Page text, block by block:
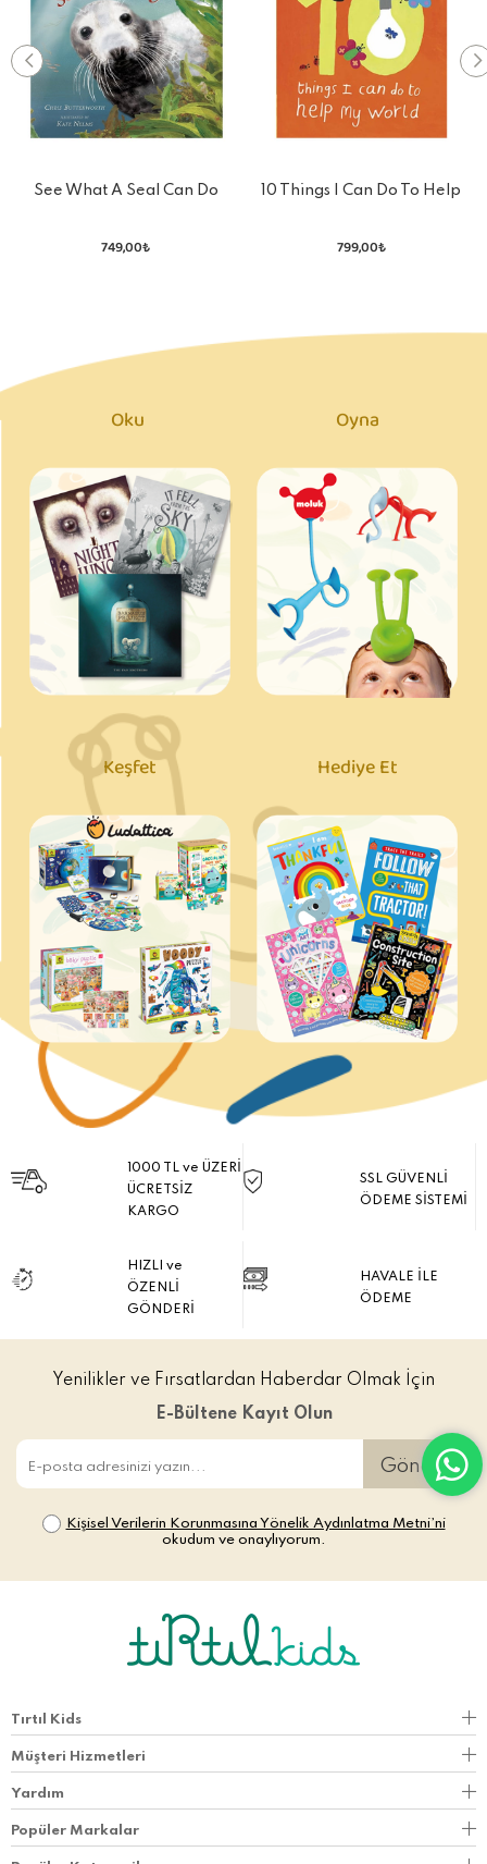
See What A Seal Can Do
749,00₺
10 Things I Can Do To Help
799,00₺
Oku Oyna
Keşfet Hediye Et
1000 TL ve ÜZERİ
ÜCRETSİZ
KARGO
SSL GÜVENLİ
ÖDEME SİSTEMİ
HIZLI ve
ÖZENLİ
GÖNDERİ
HAVALE İLE
ÖDEME
Yenilikler ve Fırsatlardan Haberdar Olmak İçin
E-Bültene Kayıt Olun
Gönder
Kişisel Verilerin Korunmasına Yönelik Aydınlatma Metni’ni
okudum ve onaylıyorum.
Tırtıl Kids
Müşteri Hizmetleri
Yardım
Popüler Markalar